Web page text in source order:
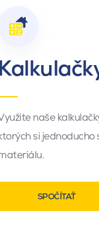
naše
si
SPOČÍTAŤ